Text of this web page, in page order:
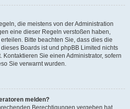
die meistens von der Administration
eine dieser Regeln verstoßen haben,
Bitte beachten Sie, dass dies die
Boards ist und phpBB Limited nichts
Kontaktieren Sie einen Administrator, sofern
Sie verwarnt wurden.
melden?
Berechtigungen vergeben hat,